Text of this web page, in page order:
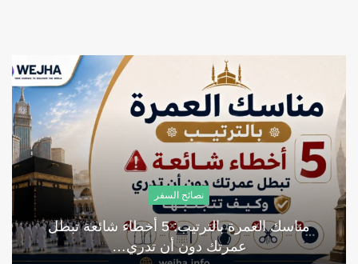
نصائح السفر
مناسك العمرة بالترتيب: 5 أخطاء شائعة تبطل
عمرتك دون أن تدري…